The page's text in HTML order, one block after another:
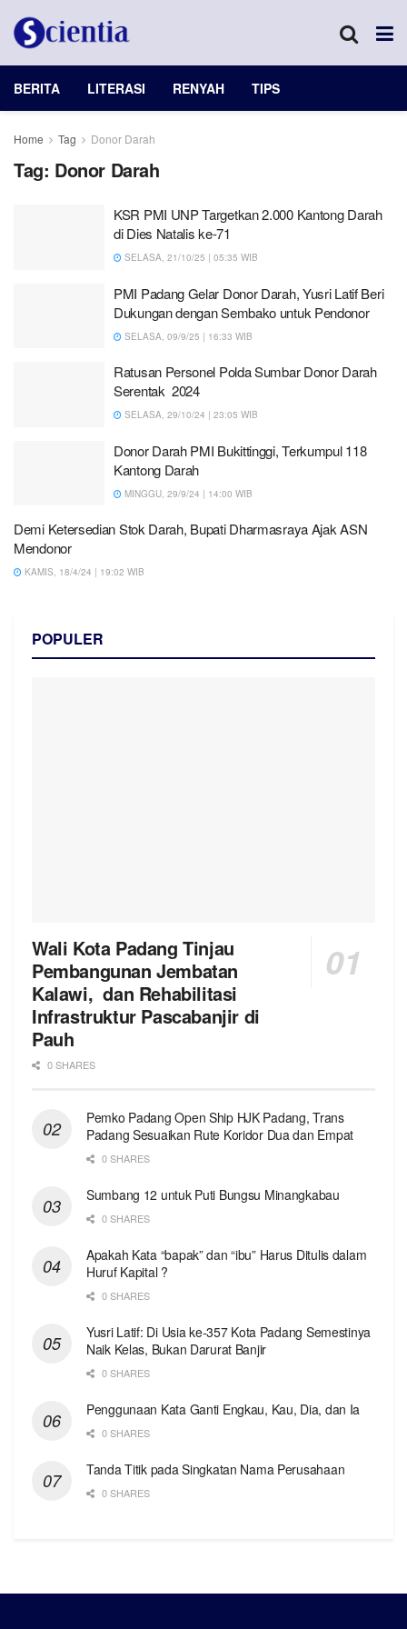
BERITA LITERASI RENYAH TIPS
Home Tag Donor Darah
Tag: Donor Darah
KSR PMI UNP Targetkan 2.000 Kantong Darah
di Dies Natalis ke-71
SELASA, 21/10/25 | 05:35 WIB
PMI Padang Gelar Donor Darah, Yusri Latif Beri
Dukungan dengan Sembako untuk Pendonor
SELASA, 09/9/25 | 16:33 WIB
Ratusan Personel Polda Sumbar Donor Darah
Serentak 2024
SELASA, 29/10/24 | 23:05 WIB
Donor Darah PMI Bukittinggi, Terkumpul 118
Kantong Darah
MINGGU, 29/9/24 | 14:00 WIB
Demi Ketersedian Stok Darah, Bupati Dharmasraya Ajak ASN
Mendonor
KAMIS, 18/4/24 | 19:02 WIB
POPULER
Wali Kota Padang Tinjau
Pembangunan Jembatan
Kalawi, dan Rehabilitasi
Infrastruktur Pascabanjir di
Pauh
0 SHARES
Pemko Padang Open Ship HJK Padang, Trans
Padang Sesuaikan Rute Koridor Dua dan Empat
0 SHARES
Sumbang 12 untuk Puti Bungsu Minangkabau
0 SHARES
Apakah Kata “bapak” dan “ibu” Harus Ditulis dalam
Huruf Kapital ?
0 SHARES
Yusri Latif: Di Usia ke-357 Kota Padang Semestinya
Naik Kelas, Bukan Darurat Banjir
0 SHARES
Penggunaan Kata Ganti Engkau, Kau, Dia, dan Ia
0 SHARES
Tanda Titik pada Singkatan Nama Perusahaan
0 SHARES